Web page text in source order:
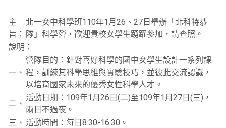
主
旨：
北一女中科學班110年1月26、27日舉辦「北科特恭
隊」科學營，歡迎貴校女學生踴躍參加，請查照。
說明：
一、
營隊目的：針對喜好科學的國中女學生設計一系列課
程，訓練其科學思維與實驗技巧，並彼此交流認識，
以培育國家未來的優秀女性科學人才。
二、
活動日期：109年1月26日(二)至109年1月27日(三)，
兩日不過夜。
三、 活動時間：每日8:30-16:30。